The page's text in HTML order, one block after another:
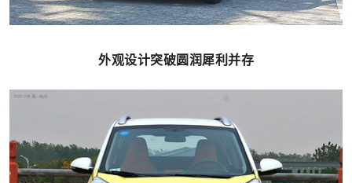
外观设计突破圆润犀利并存